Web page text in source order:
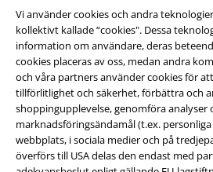
Vi använder cookies och andra
kollektivt kallade “cookies". Dessa
information om användare, deras
cookies placeras av oss, medan andra
och våra partners använder cookies för
tillförlitlighet och säkerhet, förbättra och
shoppingupplevelse, genomföra analyser
marknadsföringsändamål (t.ex.
webbplats, i sociala medier och på
överförs till USA delas den endast med
Ladda ner villkoren
Avfallshantering och miljöskydd
Försäkran om överensstämmelse
Information om tillgänglighet
Inställningar för cookies